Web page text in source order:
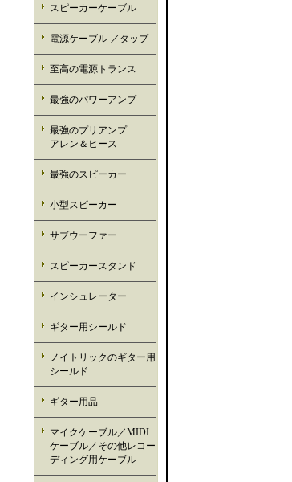
スピーカーケーブル
電源ケーブル ／タップ
至高の電源トランス
最強のパワーアンプ
最強のプリアンプ
アレン＆ヒース
最強のスピーカー
小型スピーカー
サブウーファー
スピーカースタンド
インシュレーター
ギター用シールド
ノイトリックのギター用
シールド
ギター用品
マイクケーブル／MIDI
ケーブル／その他レコー
ディング用ケーブル